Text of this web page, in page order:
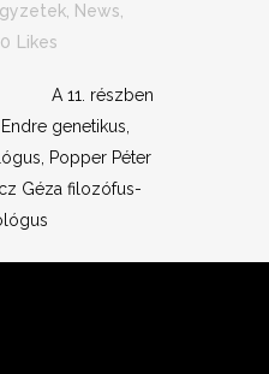
News
0 Likes
A 11. részben
genetikus,
Popper Péter
Géza filozófus-